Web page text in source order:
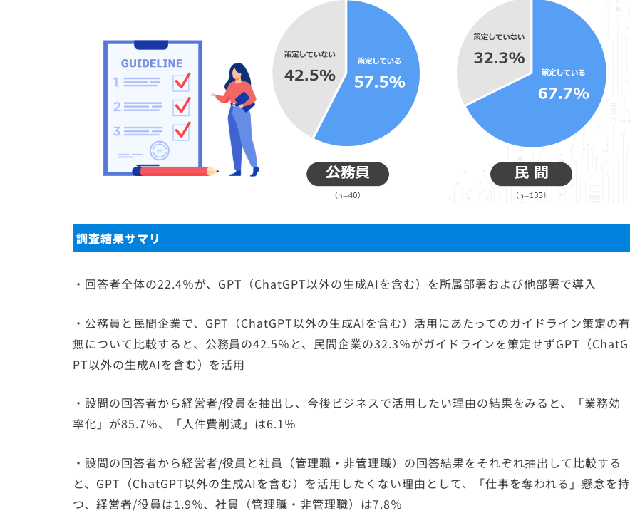
調査結果サマリ
・回答者全体の22.4％が、GPT（ChatGPT以外の生成AIを含む）を所属部署および他部署で導入
・公務員と民間企業で、GPT（ChatGPT以外の生成AIを含む）活用にあたってのガイドライン策定の有
無について比較すると、公務員の42.5％と、民間企業の32.3％がガイドラインを策定せずGPT（ChatG
PT以外の生成AIを含む）を活用
・設問の回答者から経営者/役員を抽出し、今後ビジネスで活用したい理由の結果をみると、「業務効
率化」が85.7％、「人件費削減」は6.1％
・設問の回答者から経営者/役員と社員（管理職・非管理職）の回答結果をそれぞれ抽出して比較する
と、GPT（ChatGPT以外の生成AIを含む）を活用したくない理由として、「仕事を奪われる」懸念を持
つ、経営者/役員は1.9％、社員（管理職・非管理職）は7.8％